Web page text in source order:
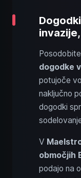
dogodke
potujoče
naključno
dogodki
V
območjih
podajo na